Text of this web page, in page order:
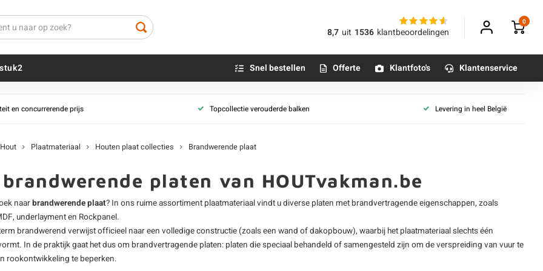
8,7 uit 1536 klantbeoordelingen
0
Grenen betonplex
Al ons betonplex plaat
Underlayment platen
Elliotes Pine underlayment
Radiata Pine underlayment
Vuren underlayment
Melamine spaanplaat
Al ons spaan plaat
OSB platen met rechte rand
OSB platen met T&G
Multiplex gevelplaten
Al ons gevelbekleding plaat
Houten plaat collecties
Brandwerende plaat
Impregneer
Olie en lak - voor binnen
Oxaalzuur
Tafelpoten - metaal
Tafel onderstel - metaal
Snel bestellen Offerte Klantfoto's Klantenservice
en concurrerende prijs Topcollectie verouderde balken Levering in heel België
Hout Plaatmateriaal Houten plaat collecties Brandwerende plaat
platen van HOUTvakman.be
naarbrandwerende plaat? In ons ruime assortiment plaatmateriaalvindt u diverse platen met brandvertragende eigenschappen, zoals
, underlayment en Rockpanel.
brandwerend verwijst officieel naar een volledige constructie (zoals een wand of dakopbouw), waarbij het plaatmateriaal slechts één
In de praktijk gaat het dus om brandvertragende platen: platen die speciaal behandeld of samengesteld zijn om de verspreiding van vuur te
rookontwikkeling te beperken.